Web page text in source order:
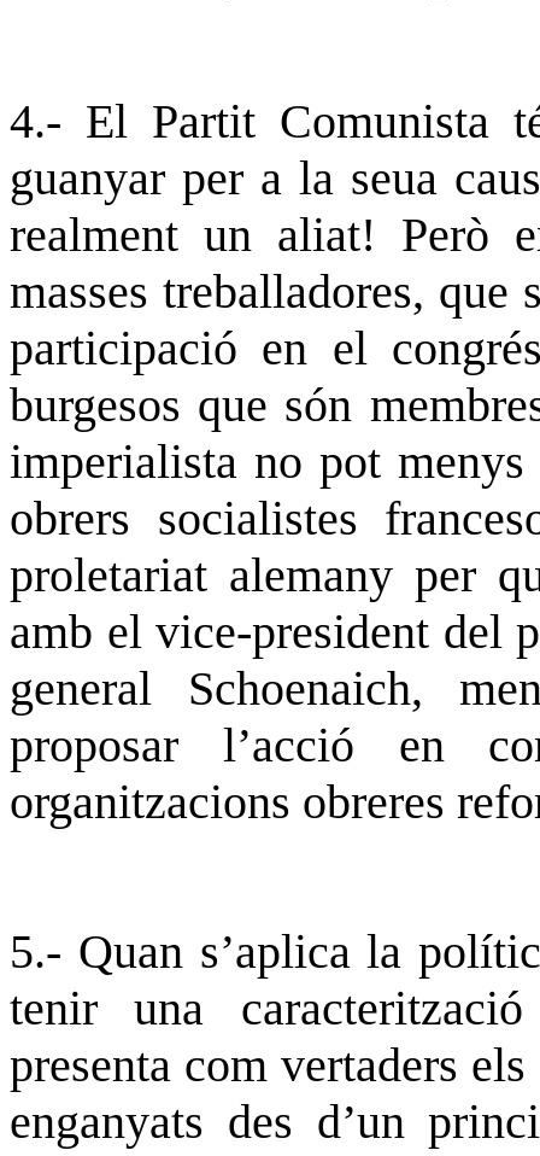
4.- El Partit Comunista
guanyar per a la seua
realment un aliat! Però
masses treballadores, que
participació en el
burgesos que són
imperialista no pot
obrers socialistes
proletariat alemany per
amb el vice-president del
general Schoenaich,
proposar l’acció en
organitzacions obreres
5.- Quan s’aplica la
tenir una
presenta com vertaders
enganyats des d’un